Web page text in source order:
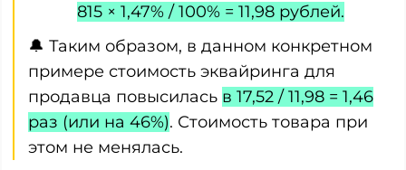
815 × 1,47% / 100% = 11,98 рублей.
🔔 Таким образом, в данном конкретном
примере стоимость эквайринга для
продавца повысилась в 17,52 / 11,98 = 1,46
раз (или на 46%). Стоимость товара при
этом не менялась.